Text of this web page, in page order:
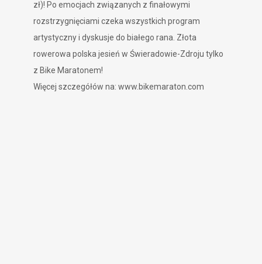
zł)! Po emocjach związanych z finałowymi
rozstrzygnięciami czeka wszystkich program
artystyczny i dyskusje do białego rana. Złota
rowerowa polska jesień w Świeradowie-Zdroju tylko
z Bike Maratonem!
Więcej szczegółów na: www.bikemaraton.com